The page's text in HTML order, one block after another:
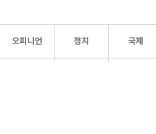
오피니언 정치 국제